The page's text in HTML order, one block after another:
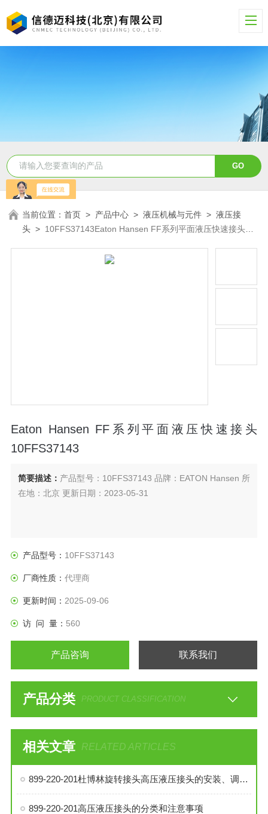
当前位置：首页 > 产品中心 >液压机械与元件 >液压接
头 > 10FFS37143Eaton Hansen FF系列平面液压快速接头
Eaton Hansen FF系列平面液压快速接头
10FFS37143
简要描述： 产品型号：10FFS37143 品牌：EATON Hansen 所
在地：北京 更新日期：2023-05-31
产品型号： 10FFS37143
厂商性质： 代理商
更新时间： 2025-09-06
访 问 量： 560
产品咨询 联系我们
产品分类 PRODUCT CLASSIFICATION
相关文章 RELATED ARTICLES
899-220-201杜博林旋转接头高压液压接头的安装、调试与维护技巧
899-220-201高压液压接头的分类和注意事项